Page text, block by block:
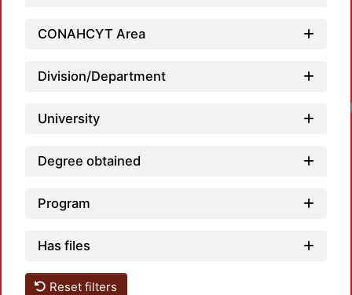
CONAHCYT Area
Division/Department
University
Degree obtained
Program
Has files
Reset filters